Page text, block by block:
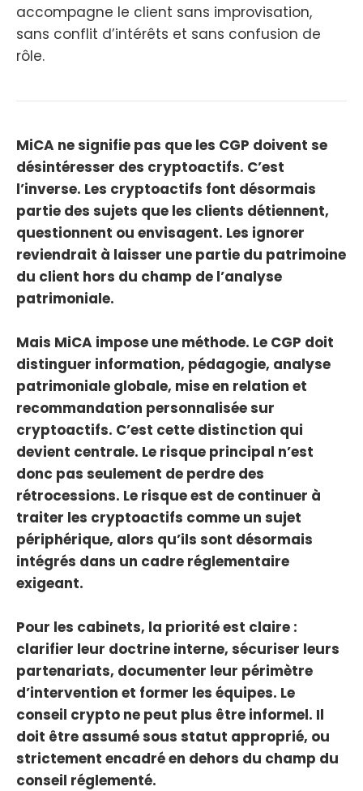
accompagne le client sans improvisation,
sans conflit d’intérêts et sans confusion de
rôle.
MiCA ne signifie pas que les CGP doivent se
désintéresser des cryptoactifs. C’est
l’inverse. Les cryptoactifs font désormais
partie des sujets que les clients détiennent,
questionnent ou envisagent. Les ignorer
reviendrait à laisser une partie du patrimoine
du client hors du champ de l’analyse
patrimoniale.
Mais MiCA impose une méthode. Le CGP doit
distinguer information, pédagogie, analyse
patrimoniale globale, mise en relation et
recommandation personnalisée sur
cryptoactifs. C’est cette distinction qui
devient centrale. Le risque principal n’est
donc pas seulement de perdre des
rétrocessions. Le risque est de continuer à
traiter les cryptoactifs comme un sujet
périphérique, alors qu’ils sont désormais
intégrés dans un cadre réglementaire
exigeant.
Pour les cabinets, la priorité est claire :
clarifier leur doctrine interne, sécuriser leurs
partenariats, documenter leur périmètre
d’intervention et former les équipes. Le
conseil crypto ne peut plus être informel. Il
doit être assumé sous statut approprié, ou
strictement encadré en dehors du champ du
conseil réglementé.